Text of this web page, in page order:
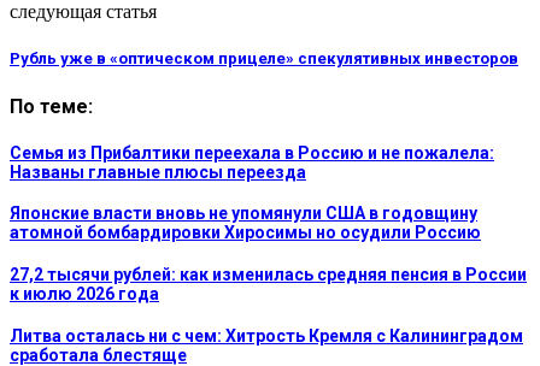
следующая статья
Рубль уже в «оптическом прицеле» спекулятивных инвесторов
По теме:
Семья из Прибалтики переехала в Россию и не пожалела:
Названы главные плюсы переезда
Японские власти вновь не упомянули США в годовщину
атомной бомбардировки Хиросимы но осудили Россию
27,2 тысячи рублей: как изменилась средняя пенсия в России
к июлю 2026 года
Литва осталась ни с чем: Хитрость Кремля с Калининградом
сработала блестяще